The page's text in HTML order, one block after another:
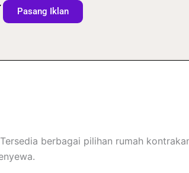
Pasang Iklan
berbagai pilihan rumah